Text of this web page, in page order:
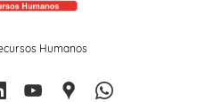
Humanos